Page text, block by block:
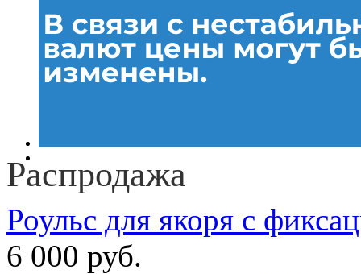
Распродажа
Роульс для якоря с
6 000 руб.